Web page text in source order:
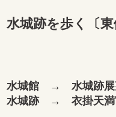
水城跡を歩く〔東
水城館 → 水城跡
水城跡 → 衣掛天